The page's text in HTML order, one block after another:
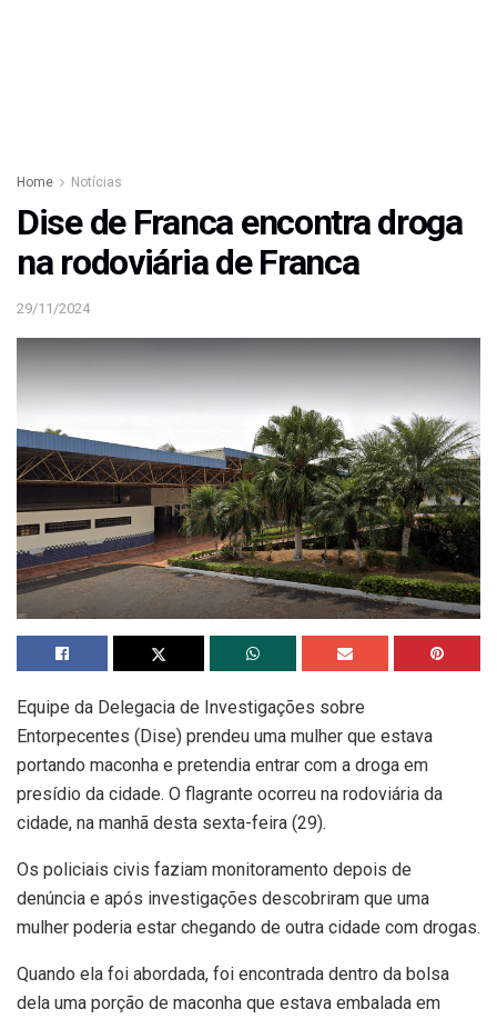
Home Notícias
Dise de Franca encontra droga
na rodoviária de Franca
29/11/2024
Equipe da Delegacia de Investigações sobre
Entorpecentes (Dise) prendeu uma mulher que estava
portando maconha e pretendia entrar com a droga em
presídio da cidade. O flagrante ocorreu na rodoviária da
cidade, na manhã desta sexta-feira (29).
Os policiais civis faziam monitoramento depois de
denúncia e após investigações descobriram que uma
mulher poderia estar chegando de outra cidade com drogas.
Quando ela foi abordada, foi encontrada dentro da bolsa
dela uma porção de maconha que estava embalada em